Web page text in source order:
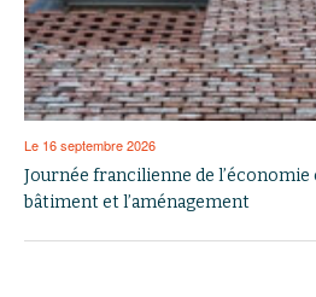
Le 16 septembre 2026
Journée francilienne de l’économie
bâtiment et l’aménagement